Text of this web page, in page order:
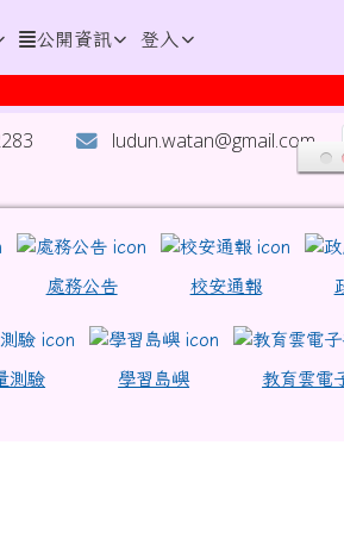
公開資訊 登入
說國小組優等、演說國小組
ludun.watan@gmail.com
\
處務公告 校安通報
測驗 學習島嶼 教育雲電